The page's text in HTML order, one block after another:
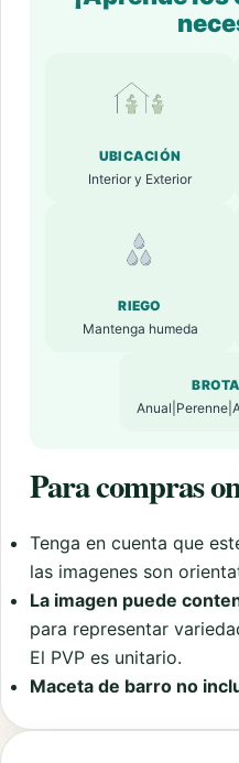
UBICACIÓN
Interior y Exterior
RIEGO
Mantenga humeda
Para compras
Tenga en cuenta que
las imagenes son
La imagen puede
para representar
El PVP es unitario.
Maceta de barro no